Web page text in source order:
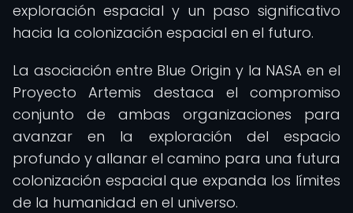
exploración espacial y un paso significativo
hacia la colonización espacial en el futuro.
La asociación entre Blue Origin y la NASA en el
Proyecto Artemis destaca el compromiso
conjunto de ambas organizaciones para
avanzar en la exploración del espacio
profundo y allanar el camino para una futura
colonización espacial que expanda los límites
de la humanidad en el universo.